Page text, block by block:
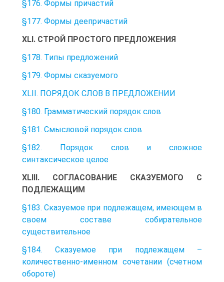
§176. Формы причастий
§177. Формы деепричастий
XLI. СТРОЙ ПРОСТОГО ПРЕДЛОЖЕНИЯ
§178. Типы предложений
§179. Формы сказуемого
XLII. ПОРЯДОК СЛОВ В ПРЕДЛОЖЕНИИ
§180. Грамматический порядок слов
§181. Смысловой порядок слов
§182. Порядок слов и сложное
синтаксическое целое
XLIII. СОГЛАСОВАНИЕ СКАЗУЕМОГО С
ПОДЛЕЖАЩИМ
§183. Сказуемое при подлежащем, имеющем в
своем составе собирательное
существительное
§184. Сказуемое при подлежащем –
количественно-именном сочетании (счетном
обороте)